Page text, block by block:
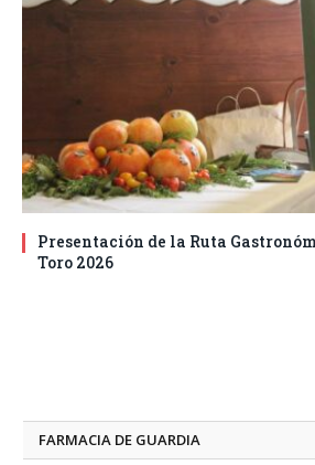
Presentación de la Ruta
Toro 2026
FARMACIA DE GUARDIA